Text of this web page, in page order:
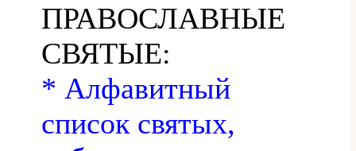
ПРАВОСЛАВНЫЕ
СВЯТЫЕ:
* Алфавитный
список святых,